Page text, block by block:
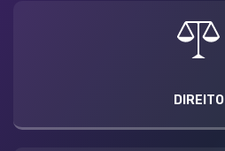
DIREITO